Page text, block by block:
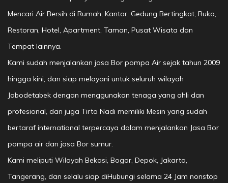
Mencari Air Bersih di Rumah, Kantor, Gedung Bertingkat, Ruko,
Restoran, Hotel, Apartment, Taman, Pusat Wisata dan
Tempat lainnya.
Kami sudah menjalankan jasa Bor pompa Air sejak tahun 2009
hingga kini, dan siap melayani untuk seluruh wilayah
Jabodetabek dengan menggunakan tenaga yang ahli dan
profesional, dan juga Tirta Nadi memiliki Mesin yang sudah
bertaraf international terpercaya dalam menjalankan Jasa Bor
pompa air dan jasa Bor sumur.
Kami meliputi Wilayah Bekasi, Bogor, Depok, Jakarta,
Tangerang, dan selalu siap diHubungi selama 24 Jam nonstop